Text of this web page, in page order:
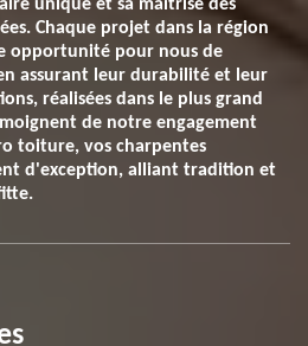
unique et sa maîtrise des
Chaque projet dans la région
opportunité pour nous de
assurant leur durabilité et leur
réalisées dans le plus grand
de notre engagement
toiture, vos charpentes
d'exception, alliant tradition et